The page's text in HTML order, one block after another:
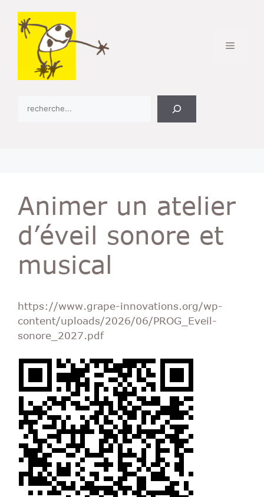
contenu
Menu
h
r
Animer un atelier
d’éveil sonore et
musical
https://www.grape-innovations.org/wp-
content/uploads/2026/06/PROG_Eveil-
sonore_2027.pdf